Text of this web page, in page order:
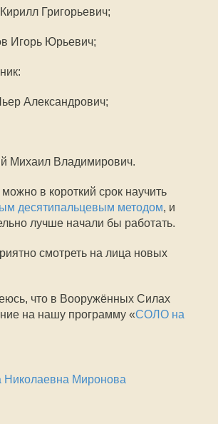
Григорьевич;
Игорь Юрьевич;
Александрович;
Михаил Владимирович.
в короткий срок научить
десятипальцевым методом, и
лучше начали бы работать.
смотреть на лица новых
что в Вооружённых Силах
на нашу программу «СОЛО на
Николаевна Миронова